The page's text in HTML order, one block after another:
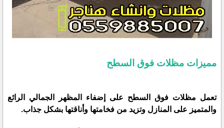
مميزات مظلات فوق السطح
تعمل مظلات فوق السطح على إضفاء المظهر الجمالي الرائع
والمتميز على المنازل وتزيد من فخامتها وأناقتها بشكل جذاب.